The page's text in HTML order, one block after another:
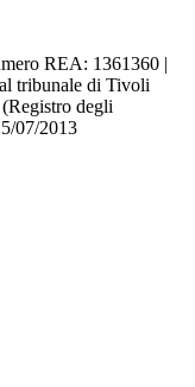
REA: 1361360 |
tribunale di Tivoli
degli
07/2013